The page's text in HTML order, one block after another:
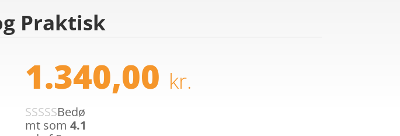
Praktisk
1.340,00 kr.
Bedø
mt som 4.1